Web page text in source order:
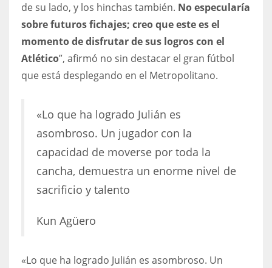
de su lado, y los hinchas también. No especularía
sobre futuros fichajes; creo que este es el
momento de disfrutar de sus logros con el
Atlético”, afirmó no sin destacar el gran fútbol
que está desplegando en el Metropolitano.
«Lo que ha logrado Julián es
asombroso. Un jugador con la
capacidad de moverse por toda la
cancha, demuestra un enorme nivel de
sacrificio y talento
Kun Agüero
«Lo que ha logrado Julián es asombroso. Un